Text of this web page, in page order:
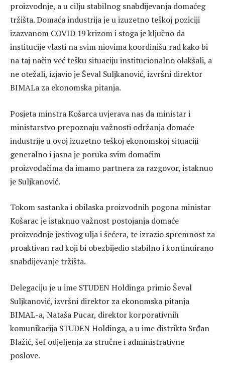
proizvodnje, a u cilju stabilnog snabdijevanja domaćeg
tržišta. Domaća industrija je u izuzetno teškoj poziciji
izazvanom COVID 19 krizom i stoga je ključno da
institucije vlasti na svim niovima koordinišu rad kako bi
na taj način već tešku situaciju institucionalno olakšali, a
ne otežali, izjavio je Ševal Suljkanović, izvršni direktor
BIMALa za ekonomska pitanja.
Posjeta minstra Košarca uvjerava nas da ministar i
ministarstvo prepoznaju važnosti održanja domaće
industrije u ovoj izuzetno teškoj ekonomskoj situaciji
generalno i jasna je poruka svim domaćim
proizvođačima da imamo partnera za razgovor, istaknuo
je Suljkanović.
Tokom sastanka i obilaska proizvodnih pogona ministar
Košarac je istaknuo važnost postojanja domaće
proizvodnje jestivog ulja i šećera, te izrazio spremnost za
proaktivan rad koji bi obezbijedio stabilno i kontinuirano
snabdijevanje tržišta.
Delegaciju je u ime STUDEN Holdinga primio Ševal
Suljkanović, izvršni direktor za ekonomska pitanja
BIMAL-a, Nataša Pucar, direktor korporativnih
komunikacija STUDEN Holdinga, a u ime distrikta Srđan
Blažić, šef odjeljenja za stručne i administrativne
poslove.